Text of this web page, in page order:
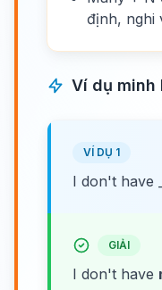
định, nghi
Ví dụ minh
VÍ DỤ 1
I don't have
GIẢI
I don't have